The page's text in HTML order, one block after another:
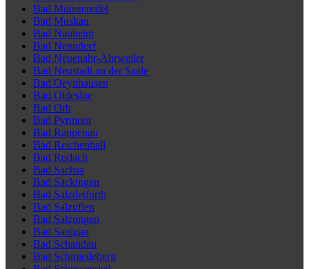
Bad Münstereifel
Bad Muskau
Bad Nauheim
Bad Nenndorf
Bad Neuenahr-Ahrweiler
Bad Neustadt an der Saale
Bad Oeynhausen
Bad Oldesloe
Bad Orb
Bad Pyrmont
Bad Rappenau
Bad Reichenhall
Bad Rodach
Bad Sachsa
Bad Säckingen
Bad Salzdetfurth
Bad Salzuflen
Bad Salzungen
Bad Saulgau
Bad Schandau
Bad Schmiedeberg